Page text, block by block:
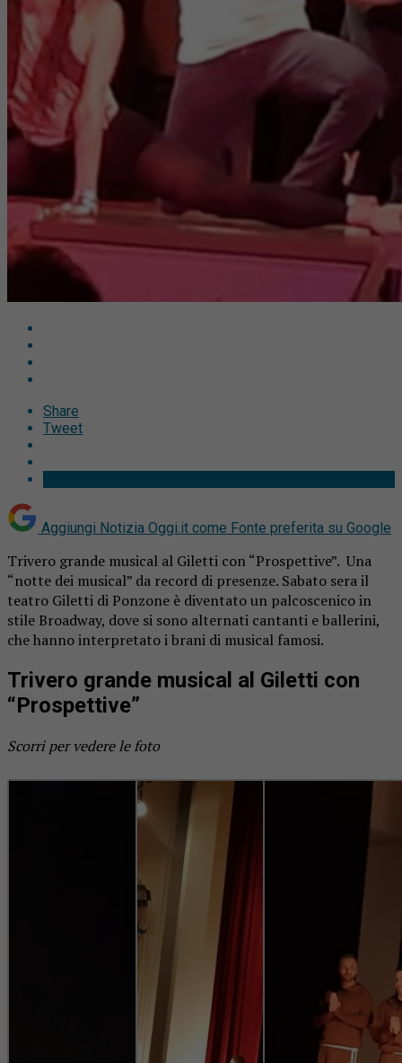
Share
Tweet
Aggiungi Notizia Oggi.it come Fonte preferita su Google
Trivero grande musical al Giletti con “Prospettive”. Una
“notte dei musical” da record di presenze. Sabato sera il
teatro Giletti di Ponzone è diventato un palcoscenico in
stile Broadway, dove si sono alternati cantanti e ballerini,
che hanno interpretato i brani di musical famosi.
Trivero grande musical al Giletti con
“Prospettive”
Scorri per vedere le foto